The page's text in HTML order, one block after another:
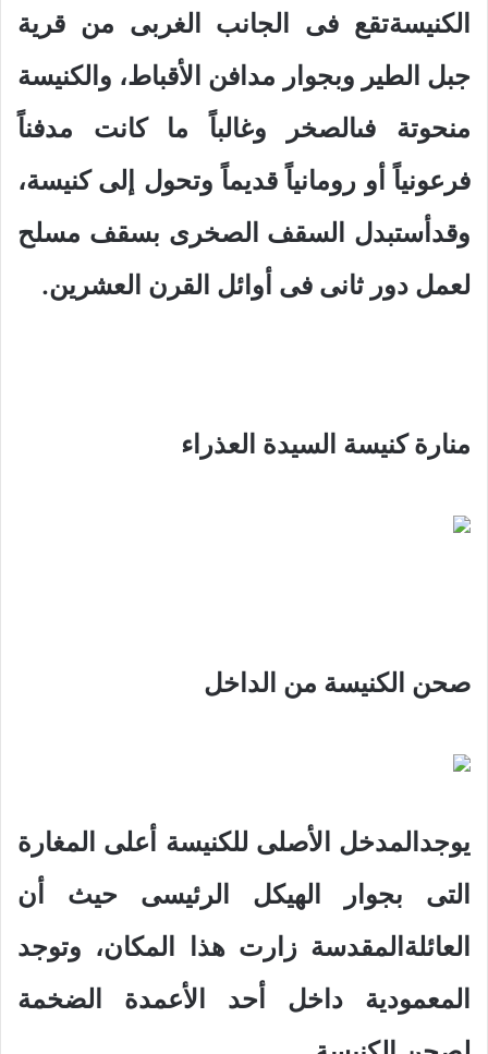
الكنيسةتقع فى الجانب الغربى من قرية
جبل الطير وبجوار مدافن الأقباط، والكنيسة
منحوتة فىالصخر وغالباً ما كانت مدفناً
فرعونياً أو رومانياً قديماً وتحول إلى كنيسة،
وقدأستبدل السقف الصخرى بسقف مسلح
لعمل دور ثانى فى أوائل القرن العشرين.
منارة كنيسة السيدة العذراء
صحن الكنيسة من الداخل
يوجدالمدخل الأصلى للكنيسة أعلى المغارة
التى بجوار الهيكل الرئيسى حيث أن
العائلةالمقدسة زارت هذا المكان، وتوجد
المعمودية داخل أحد الأعمدة الضخمة